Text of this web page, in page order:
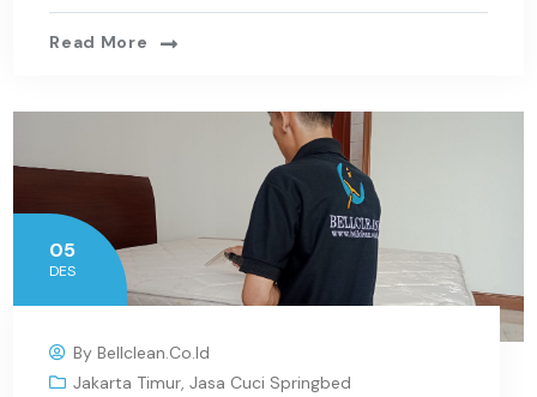
Read More
05
DES
ByBellclean.co.id
Jakarta Timur,Jasa Cuci Springbed